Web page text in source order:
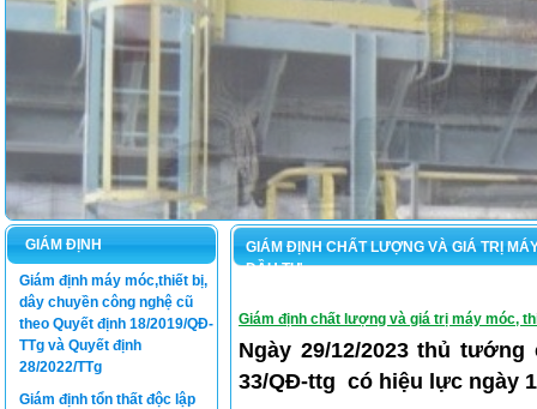
GIÁM ĐỊNH
Giám định máy móc,thiết bị,
dây chuyền công nghệ cũ
theo Quyết định 18/2019/QĐ-
TTg và Quyết định
28/2022/TTg
Giám định tổn thất độc lập
GIÁM ĐỊNH CHẤT LƯỢNG VÀ GIÁ TRỊ
ĐẦU TƯ
Giám định chất lượng và giá trị máy móc,
Ngày 29/12/2023 thủ
33/QĐ-ttg có hiệu lực ngày